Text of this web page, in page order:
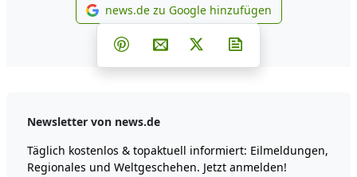
news.de zu Google
news.de zu Google hinzufügen
Teilen auf Facebook
Teilen auf Whatsapp
Teilen auf Telegram
Teilen auf Pinterest
Per E-Mail teilen
Post auf X
Newsletter von news.de
Täglich kostenlos & topaktuell informiert: Eilmeldungen,
Regionales und Weltgeschehen. Jetzt anmelden!